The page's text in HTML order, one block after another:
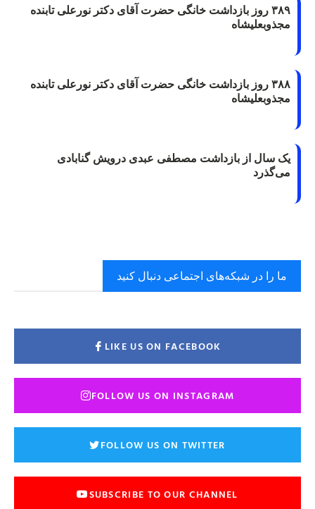
۳۸۹ روز بازداشت خانگی حضرت آقای دکتر نورعلی تابنده
مجذوبعلیشاه
۳۸۸ روز بازداشت خانگی حضرت آقای دکتر نورعلی تابنده
مجذوبعلیشاه
یک سال از بازداشت مصطفی عبدی درویش گنابادی
می‌گذرد
ما را در شبکه‌های اجتماعی دنبال کنید
LIKE US ON FACEBOOK
FOLLOW US ON INSTAGRAM
FOLLOW US ON TWITTER
SUBSCRIBE TO OUR CHANNEL